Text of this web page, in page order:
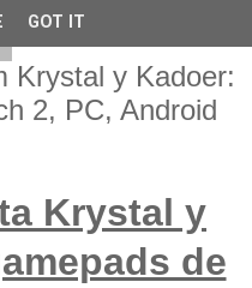
Krystal y Kadoer:
2, PC, Android
Krystal y
de
GOT IT